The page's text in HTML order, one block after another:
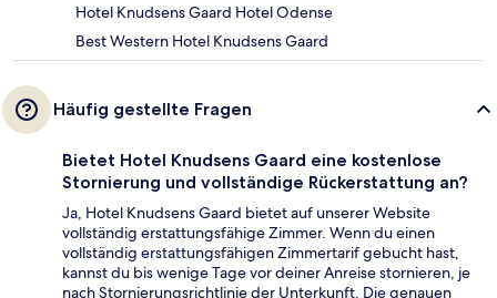
Hotel Knudsens Gaard Hotel Odense
Best Western Hotel Knudsens Gaard
Häufig gestellte Fragen
Bietet Hotel Knudsens Gaard eine kostenlose
Stornierung und vollständige Rückerstattung an?
Ja, Hotel Knudsens Gaard bietet auf unserer Website
vollständig erstattungsfähige Zimmer. Wenn du einen
vollständig erstattungsfähigen Zimmertarif gebucht hast,
kannst du bis wenige Tage vor deiner Anreise stornieren, je
nach Stornierungsrichtlinie der Unterkunft. Die genauen